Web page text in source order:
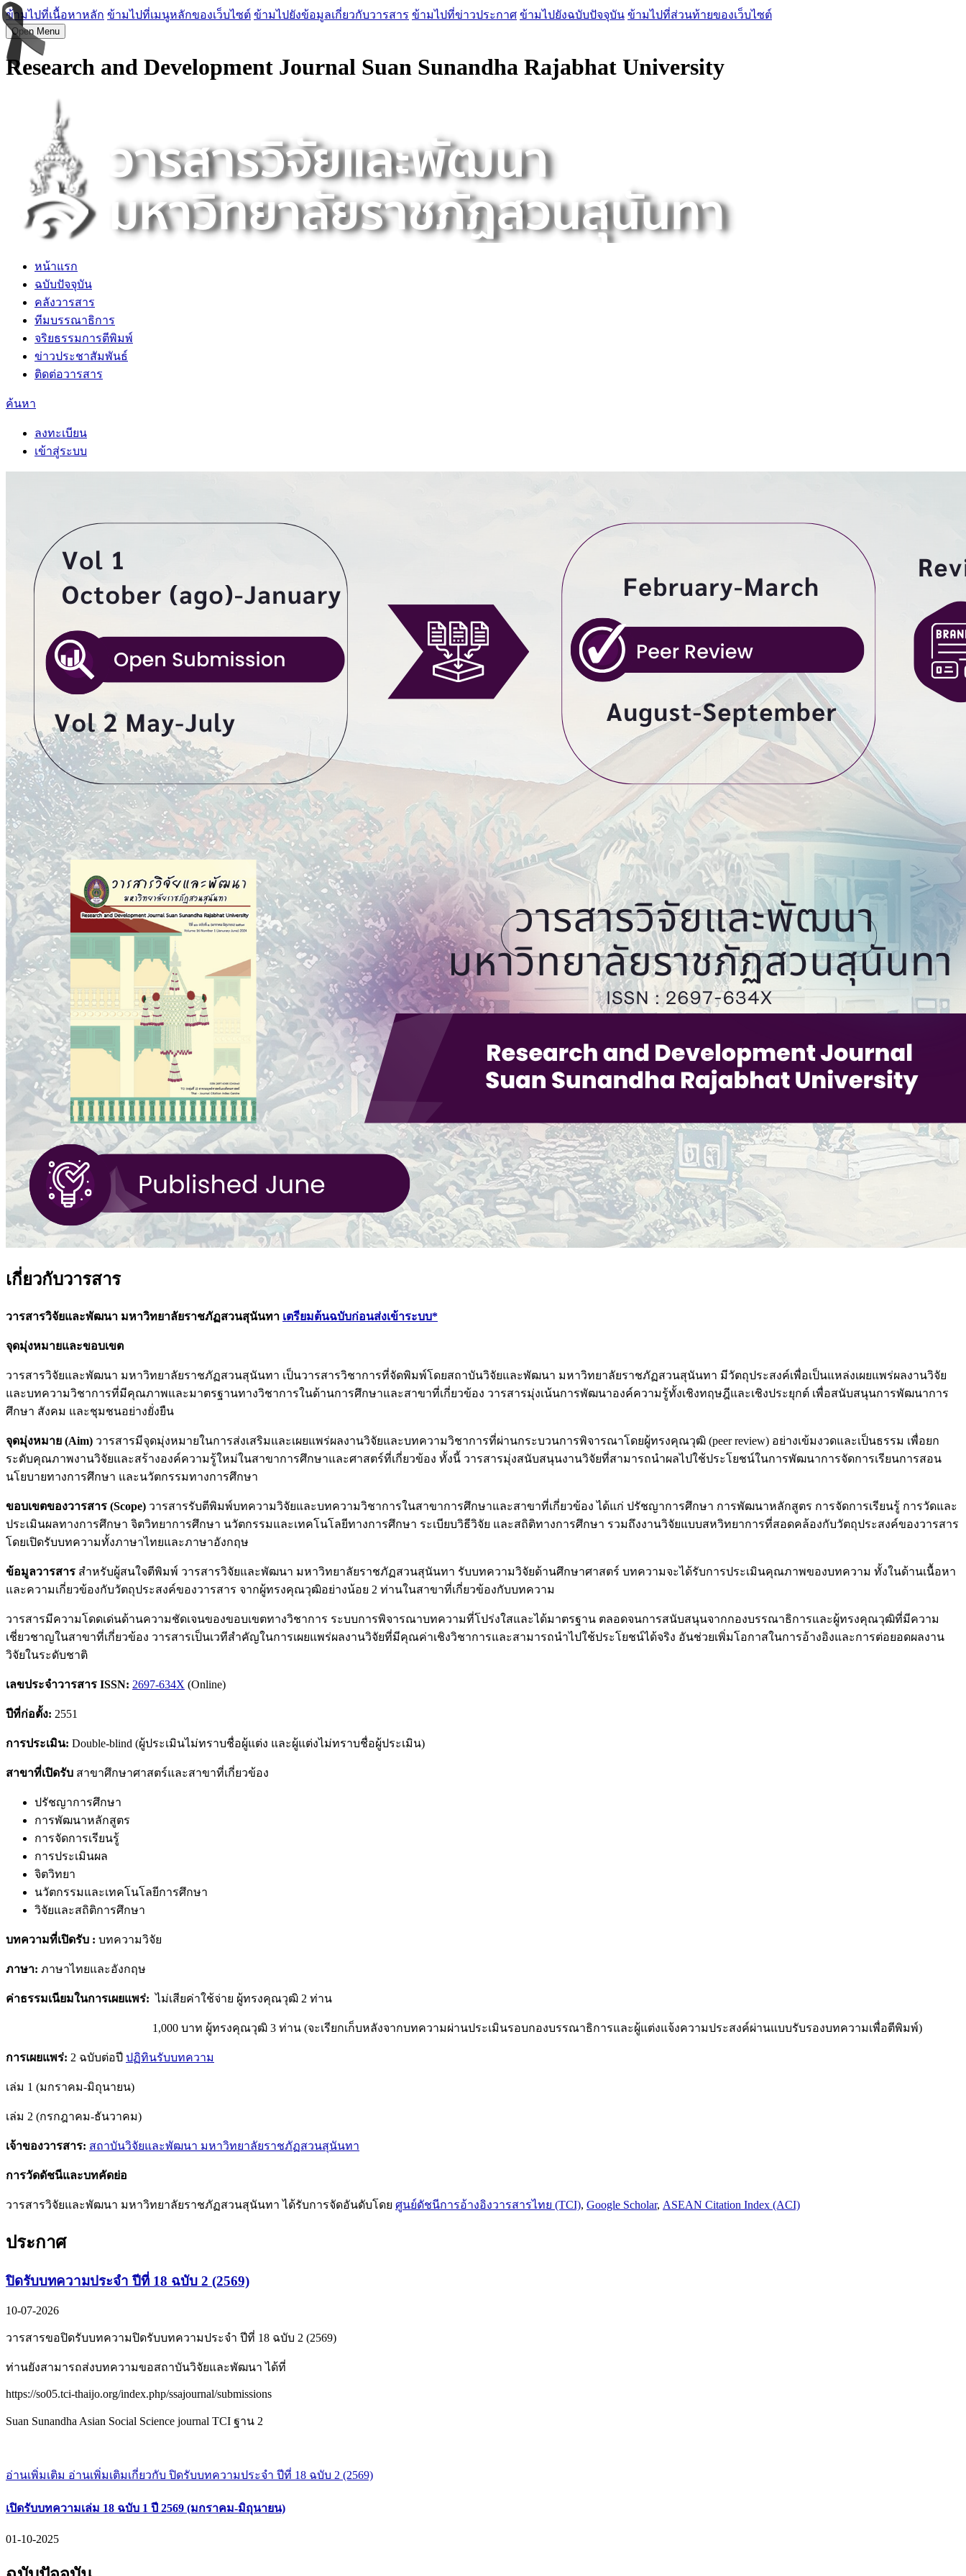
ข้ามไปที่เนื้อหาหลัก ข้ามไปที่เมนูหลักของเว็บไซต์ ข้ามไปยังข้อมูลเกี่ยวกับวารสาร ข้ามไปที่ข่าวประกาศ ข้ามไปยังฉบับปัจจุบัน ข้ามไปที่ส่วนท้ายของเว็บไซต์
Open Menu
Research and Development Journal Suan Sunandha Rajabhat University
หน้าแรก
ฉบับปัจจุบัน
คลังวารสาร
ทีมบรรณาธิการ
จริยธรรมการตีพิมพ์
ข่าวประชาสัมพันธ์
ติดต่อวารสาร
ค้นหา
ลงทะเบียน
เข้าสู่ระบบ
เกี่ยวกับวารสาร
วารสารวิจัยและพัฒนา มหาวิทยาลัยราชภัฏสวนสุนันทา เตรียมต้นฉบับก่อนส่งเข้าระบบ*
จุดมุ่งหมายและขอบเขต
วารสารวิจัยและพัฒนา มหาวิทยาลัยราชภัฏสวนสุนันทา เป็นวารสารวิชาการที่จัดพิมพ์โดยสถาบันวิจัยและพัฒนา มหาวิทยาลัยราชภัฏสวนสุนันทา มีวัตถุประสงค์เพื่อเป็นแหล่งเผยแพร่ผลงานวิจัย
และบทความวิชาการที่มีคุณภาพและมาตรฐานทางวิชาการในด้านการศึกษาและสาขาที่เกี่ยวข้อง วารสารมุ่งเน้นการพัฒนาองค์ความรู้ทั้งเชิงทฤษฎีและเชิงประยุกต์ เพื่อสนับสนุนการพัฒนาการ
ศึกษา สังคม และชุมชนอย่างยั่งยืน
จุดมุ่งหมาย (Aim) วารสารมีจุดมุ่งหมายในการส่งเสริมและเผยแพร่ผลงานวิจัยและบทความวิชาการที่ผ่านกระบวนการพิจารณาโดยผู้ทรงคุณวุฒิ (peer review) อย่างเข้มงวดและเป็นธรรม เพื่อยก
ระดับคุณภาพงานวิจัยและสร้างองค์ความรู้ใหม่ในสาขาการศึกษาและศาสตร์ที่เกี่ยวข้อง ทั้งนี้ วารสารมุ่งสนับสนุนงานวิจัยที่สามารถนำผลไปใช้ประโยชน์ในการพัฒนาการจัดการเรียนการสอน
นโยบายทางการศึกษา และนวัตกรรมทางการศึกษา
ขอบเขตของวารสาร (Scope) วารสารรับตีพิมพ์บทความวิจัยและบทความวิชาการในสาขาการศึกษาและสาขาที่เกี่ยวข้อง ได้แก่ ปรัชญาการศึกษา การพัฒนาหลักสูตร การจัดการเรียนรู้ การวัดและ
ประเมินผลทางการศึกษา จิตวิทยาการศึกษา นวัตกรรมและเทคโนโลยีทางการศึกษา ระเบียบวิธีวิจัย และสถิติทางการศึกษา รวมถึงงานวิจัยแบบสหวิทยาการที่สอดคล้องกับวัตถุประสงค์ของวารสาร
โดยเปิดรับบทความทั้งภาษาไทยและภาษาอังกฤษ
ข้อมูลวารสาร สำหรับผู้สนใจตีพิมพ์ วารสารวิจัยและพัฒนา มหาวิทยาลัยราชภัฏสวนสุนันทา รับบทความวิจัยด้านศึกษาศาสตร์ บทความจะได้รับการประเมินคุณภาพของบทความ ทั้งในด้านเนื้อหา
และความเกี่ยวข้องกับวัตถุประสงค์ของวารสาร จากผู้ทรงคุณวุฒิอย่างน้อย 2 ท่านในสาขาที่เกี่ยวข้องกับบทความ
วารสารมีความโดดเด่นด้านความชัดเจนของขอบเขตทางวิชาการ ระบบการพิจารณาบทความที่โปร่งใสและได้มาตรฐาน ตลอดจนการสนับสนุนจากกองบรรณาธิการและผู้ทรงคุณวุฒิที่มีความ
เชี่ยวชาญในสาขาที่เกี่ยวข้อง วารสารเป็นเวทีสำคัญในการเผยแพร่ผลงานวิจัยที่มีคุณค่าเชิงวิชาการและสามารถนำไปใช้ประโยชน์ได้จริง อันช่วยเพิ่มโอกาสในการอ้างอิงและการต่อยอดผลงาน
วิจัยในระดับชาติ
เลขประจำวารสาร ISSN: 2697-634X (Online)
ปีที่ก่อตั้ง: 2551
การประเมิน: Double-blind (ผู้ประเมินไม่ทราบชื่อผู้แต่ง และผู้แต่งไม่ทราบชื่อผู้ประเมิน)
สาขาที่เปิดรับ สาขาศึกษาศาสตร์และสาขาที่เกี่ยวข้อง
ปรัชญาการศึกษา
การพัฒนาหลักสูตร
การจัดการเรียนรู้
การประเมินผล
จิตวิทยา
นวัตกรรมและเทคโนโลยีการศึกษา
วิจัยและสถิติการศึกษา
บทความที่เปิดรับ : บทความวิจัย
ภาษา: ภาษาไทยและอังกฤษ
ค่าธรรมเนียมในการเผยแพร่:ไม่เสียค่าใช้จ่าย ผู้ทรงคุณวุฒิ 2 ท่าน
1,000 บาท ผู้ทรงคุณวุฒิ 3 ท่าน (จะเรียกเก็บหลังจากบทความผ่านประเมินรอบกองบรรณาธิการและผู้แต่งแจ้งความประสงค์ผ่านแบบรับรองบทความเพื่อตีพิมพ์)
การเผยแพร่: 2 ฉบับต่อปี ปฏิทินรับบทความ
เล่ม 1 (มกราคม-มิถุนายน)
เล่ม 2 (กรกฎาคม-ธันวาคม)
เจ้าของวารสาร: สถาบันวิจัยและพัฒนา มหาวิทยาลัยราชภัฏสวนสุนันทา
การวัดดัชนีและบทคัดย่อ
วารสารวิจัยและพัฒนา มหาวิทยาลัยราชภัฏสวนสุนันทา ได้รับการจัดอันดับโดย ศูนย์ดัชนีการอ้างอิงวารสารไทย (TCI), Google Scholar, ASEAN Citation Index (ACI)
ประกาศ
ปิดรับบทความประจำ ปีที่ 18 ฉบับ 2 (2569)
10-07-2026
วารสารขอปิดรับบทความปิดรับบทความประจำ ปีที่ 18 ฉบับ 2 (2569)
ท่านยังสามารถส่งบทความขอสถาบันวิจัยและพัฒนา ได้ที่
https://so05.tci-thaijo.org/index.php/ssajournal/submissions
Suan Sunandha Asian Social Science journal TCI ฐาน 2
อ่านเพิ่มเติม อ่านเพิ่มเติมเกี่ยวกับ ปิดรับบทความประจำ ปีที่ 18 ฉบับ 2 (2569)
เปิดรับบทความเล่ม 18 ฉบับ 1 ปี 2569 (มกราคม-มิถุนายน)
01-10-2025